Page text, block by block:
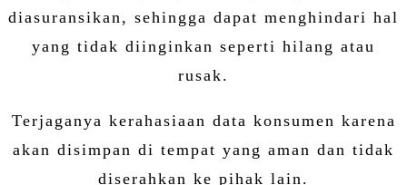
diasuransikan, sehingga dapat menghindari hal
yang tidak diinginkan seperti hilang atau
rusak.
Terjaganya kerahasiaan data konsumen karena
akan disimpan di tempat yang aman dan tidak
diserahkan ke pihak lain.